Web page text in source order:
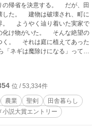
を決意する。 だが、田
れ、町に
で
た。 そんな絶望の
く。 それは庭に植えてあった
ネギは魔除けになる」って言
ようやく祖父母と再会する。
平は戸惑う。 世界が変
わってしまった。 それでも修
と決意する。 食べ物を
位 / 53,334件
農業 聖剣
田舎暮らし
小説大賞エントリー